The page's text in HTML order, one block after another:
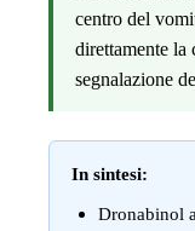
centro del
direttamente la
segnalazione
In sintesi:
Dronabinol